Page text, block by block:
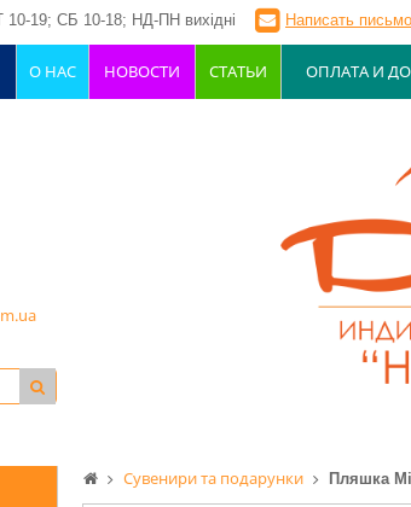
Сувенири та подарунки Пляшка
19; СБ 10-18; НД-ПН вихідні Написать письмо
О НАС НОВОСТИ СТАТЬИ ОПЛАТА И